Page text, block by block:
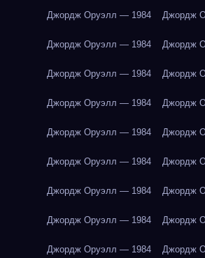
Джордж Оруэлл — 1984 Джордж
Джордж Оруэлл — 1984 Джордж
Джордж Оруэлл — 1984 Джордж
Джордж Оруэлл — 1984 Джордж
Джордж Оруэлл — 1984 Джордж
Джордж Оруэлл — 1984 Джордж
Джордж Оруэлл — 1984 Джордж
Джордж Оруэлл — 1984 Джордж
Джордж Оруэлл — 1984 Джордж